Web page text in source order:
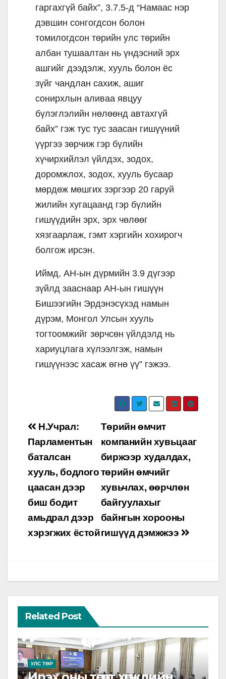
гаргахгүй байх”, 3.7.5-д “Намаас нэр
дэвшин сонгогдсон болон
томилогдсон төрийн улс төрийн
албан тушаалтан нь үндэсний эрх
ашгийг дээдэлж, хууль болон ёс
зүйг чандлан сахиж, ашиг
сонирхлын аливаа явцуу
бүлэглэлийн нөлөөнд автахгүй
байх” гэж тус тус заасан гишүүний
үүргээ зөрчиж гэр бүлийн
хүчирхийлэл үйлдэх, зодох,
доромжлох, зодох, хууль бусаар
мөрдөж мөшгих зэргээр 20 гаруй
жилийн хугацаанд гэр бүлийн
гишүүдийн эрх, эрх чөлөөг
хязгаарлаж, гэмт хэргийн хохирогч
болгож ирсэн.
Иймд, АН-ын дүрмийн 3.9 дүгээр
зүйлд зааснаар АН-ын гишүүн
Бишээгийн Эрдэнэсүхэд намын
дүрэм, Монгол Улсын хууль
тогтоомжийг зөрчсөн үйлдэлд нь
хариуцлага хүлээлгэж, намын
гишүүнээс хасаж өгнө үү” гэжээ.
Post
navigation
Төрийн өмчит
компанийн хувьцааг
биржээр худалдах,
төрийн өмчийг
хувьчлах, өөрчлөн
байгуулахыг
байнгын хорооны
гишүүд дэмжжээ
Н.Учрал:
Парламентын
баталсан
хууль, бодлого
цаасан дээр
биш бодит
амьдрал дээр
хэрэгжих ёстой
Related Post
УЛС ТӨР